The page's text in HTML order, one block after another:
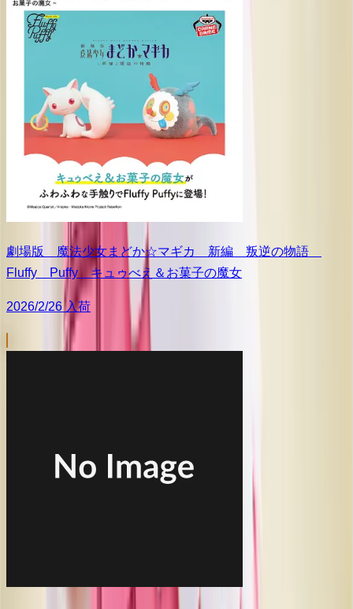
劇場版 魔法少女まどか☆マギカ 新編 叛逆の物語
Fluffy Puffy キュゥべえ＆お菓子の魔女
2026/2/26 入荷